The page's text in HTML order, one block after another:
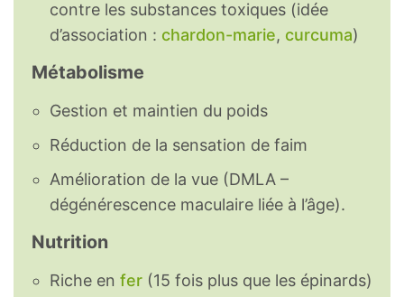
contre les substances toxiques (idée
d’association : chardon-marie, curcuma)
Métabolisme
Gestion et maintien du poids
Réduction de la sensation de faim
Amélioration de la vue (DMLA –
dégénérescence maculaire liée à l’âge).
Nutrition
Riche en fer (15 fois plus que les épinards)